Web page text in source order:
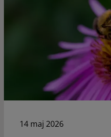
14 maj 2026